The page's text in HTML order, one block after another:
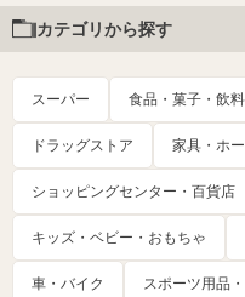
カテゴリから探す
スーパー 食品・菓子・飲
ドラッグストア 家具・ホ
ショッピングセンター・百貨店
キッズ・ベビー・おもちゃ
車・バイク スポーツ用品